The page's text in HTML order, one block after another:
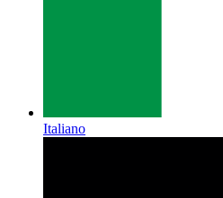
Italiano